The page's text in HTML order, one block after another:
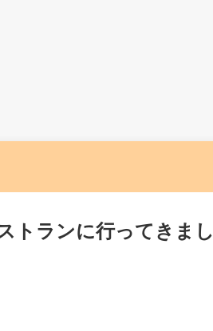
トランに行ってきまし